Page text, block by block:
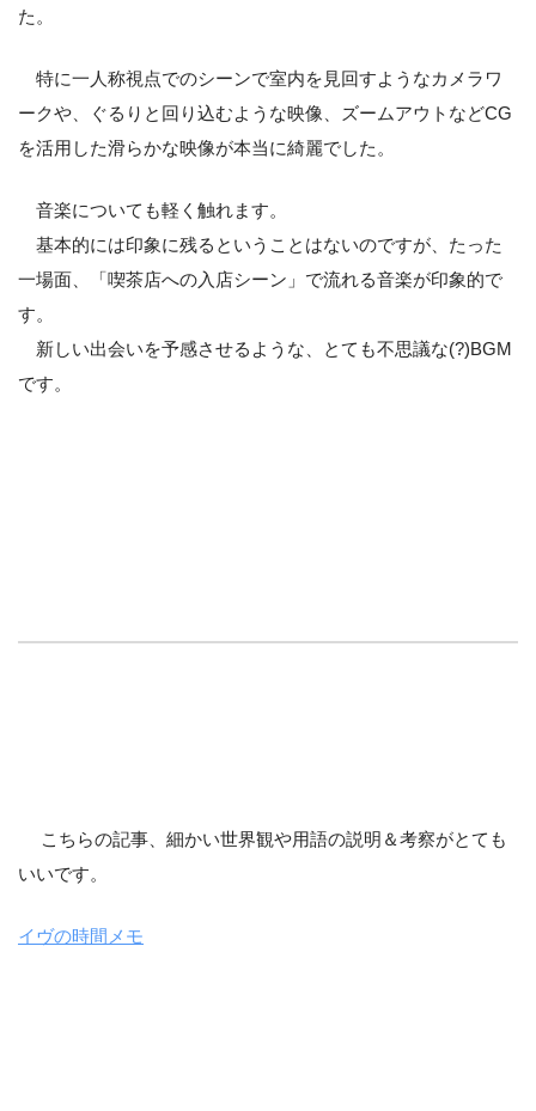
た。
特に一人称視点でのシーンで室内を見回すようなカメラワ
ークや、ぐるりと回り込むような映像、ズームアウトなどCG
を活用した滑らかな映像が本当に綺麗でした。
音楽についても軽く触れます。
基本的には印象に残るということはないのですが、たった
一場面、「喫茶店への入店シーン」で流れる音楽が印象的で
す。
新しい出会いを予感させるような、とても不思議な(?)BGM
です。
こちらの記事、細かい世界観や用語の説明＆考察がとても
いいです。
イヴの時間メモ